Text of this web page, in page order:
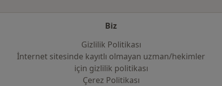
Biz
Gizlilik Politikası
İnternet sitesinde kayıtlı olmayan uzman/hekimler
i̇çin gizlilik politikası
Çerez Politikası